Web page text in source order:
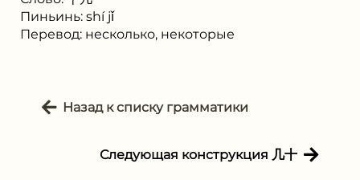
Пиньинь: shí jǐ
Перевод: несколько, некоторые
Назад к списку грамматики
Следующая конструкция ⼏⼗